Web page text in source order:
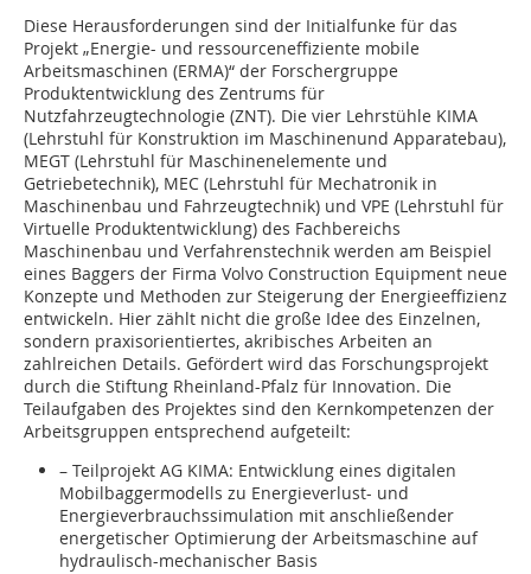
Diese Herausforderungen sind der Initialfunke für das
Projekt „Energie- und ressourceneffiziente mobile
Arbeitsmaschinen (ERMA)“ der Forschergruppe
Produktentwicklung des Zentrums für
Nutzfahrzeugtechnologie (ZNT). Die vier Lehrstühle KIMA
(Lehrstuhl für Konstruktion im Maschinenund Apparatebau),
MEGT (Lehrstuhl für Maschinenelemente und
Getriebetechnik), MEC (Lehrstuhl für Mechatronik in
Maschinenbau und Fahrzeugtechnik) und VPE (Lehrstuhl für
Virtuelle Produktentwicklung) des Fachbereichs
Maschinenbau und Verfahrenstechnik werden am Beispiel
eines Baggers der Firma Volvo Construction Equipment neue
Konzepte und Methoden zur Steigerung der Energieeffizienz
entwickeln. Hier zählt nicht die große Idee des Einzelnen,
sondern praxisorientiertes, akribisches Arbeiten an
zahlreichen Details. Gefördert wird das Forschungsprojekt
durch die Stiftung Rheinland-Pfalz für Innovation. Die
Teilaufgaben des Projektes sind den Kernkompetenzen der
Arbeitsgruppen entsprechend aufgeteilt:
– Teilprojekt AG KIMA: Entwicklung eines digitalen
Mobilbaggermodells zu Energieverlust- und
Energieverbrauchssimulation mit anschließender
energetischer Optimierung der Arbeitsmaschine auf
hydraulisch-mechanischer Basis